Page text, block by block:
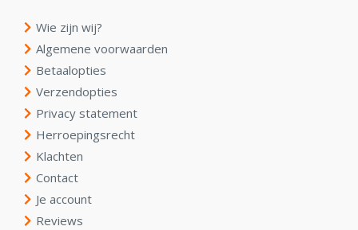
Wie zijn wij?
Algemene voorwaarden
Betaalopties
Verzendopties
Privacy statement
Herroepingsrecht
Klachten
Contact
Je account
Reviews